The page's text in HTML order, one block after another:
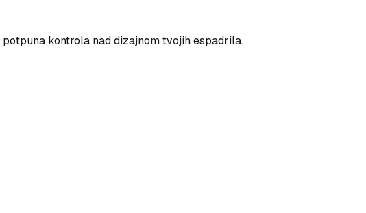
kontrola nad dizajnom tvojih espadrila.